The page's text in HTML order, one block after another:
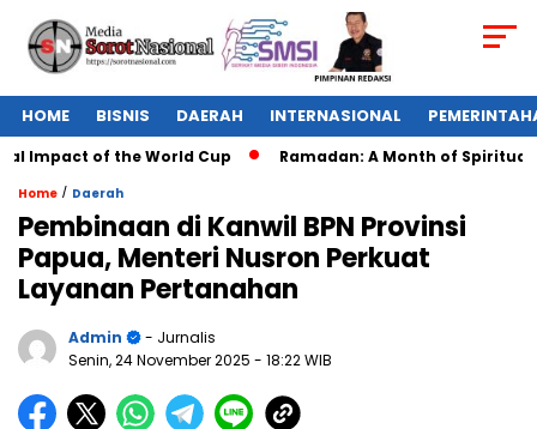
HOME BISNIS DAERAH INTERNASIONAL
Impact of the World Cup Ramadan: A Month of Spiritual
Home / Daerah
Pembinaan di Kanwil BPN Provinsi
Papua, Menteri Nusron Perkuat
Layanan Pertanahan
Admin
- Jurnalis
Senin, 24 November 2025 - 18:22 WIB